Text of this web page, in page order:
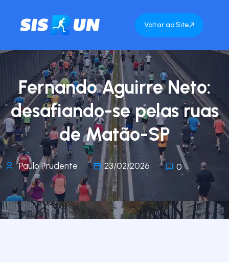
Voltar ao Site
Fernando Aguirre Neto:
desafiando-se pelas ruas
de Matão-SP
Paulo Prudente 23/02/2026 0